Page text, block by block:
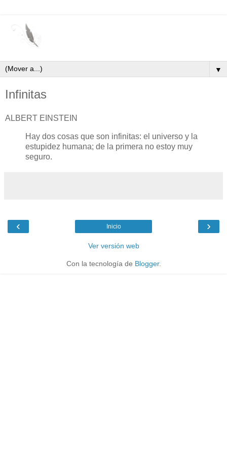
▼
Infinitas
ALBERT EINSTEIN
Hay dos cosas que son infinitas: el universo y la
estupidez humana; de la primera no estoy muy
seguro.
‹ ›
Inicio
Ver versión web
Con la tecnología de Blogger.